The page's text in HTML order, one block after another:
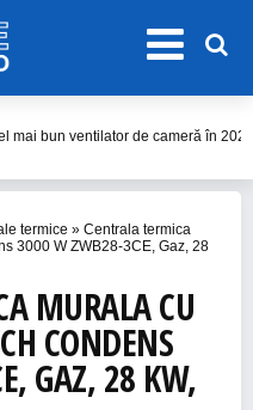
bun model de ventilator de tavan
Aer Condiționat Ieftine pentru Vară
– 15 Lucruri de Bifat
termice » Centrala termica
3000 W ZWB28-3CE, Gaz, 28
MURALA CU
CONDENS
GAZ, 28 KW,